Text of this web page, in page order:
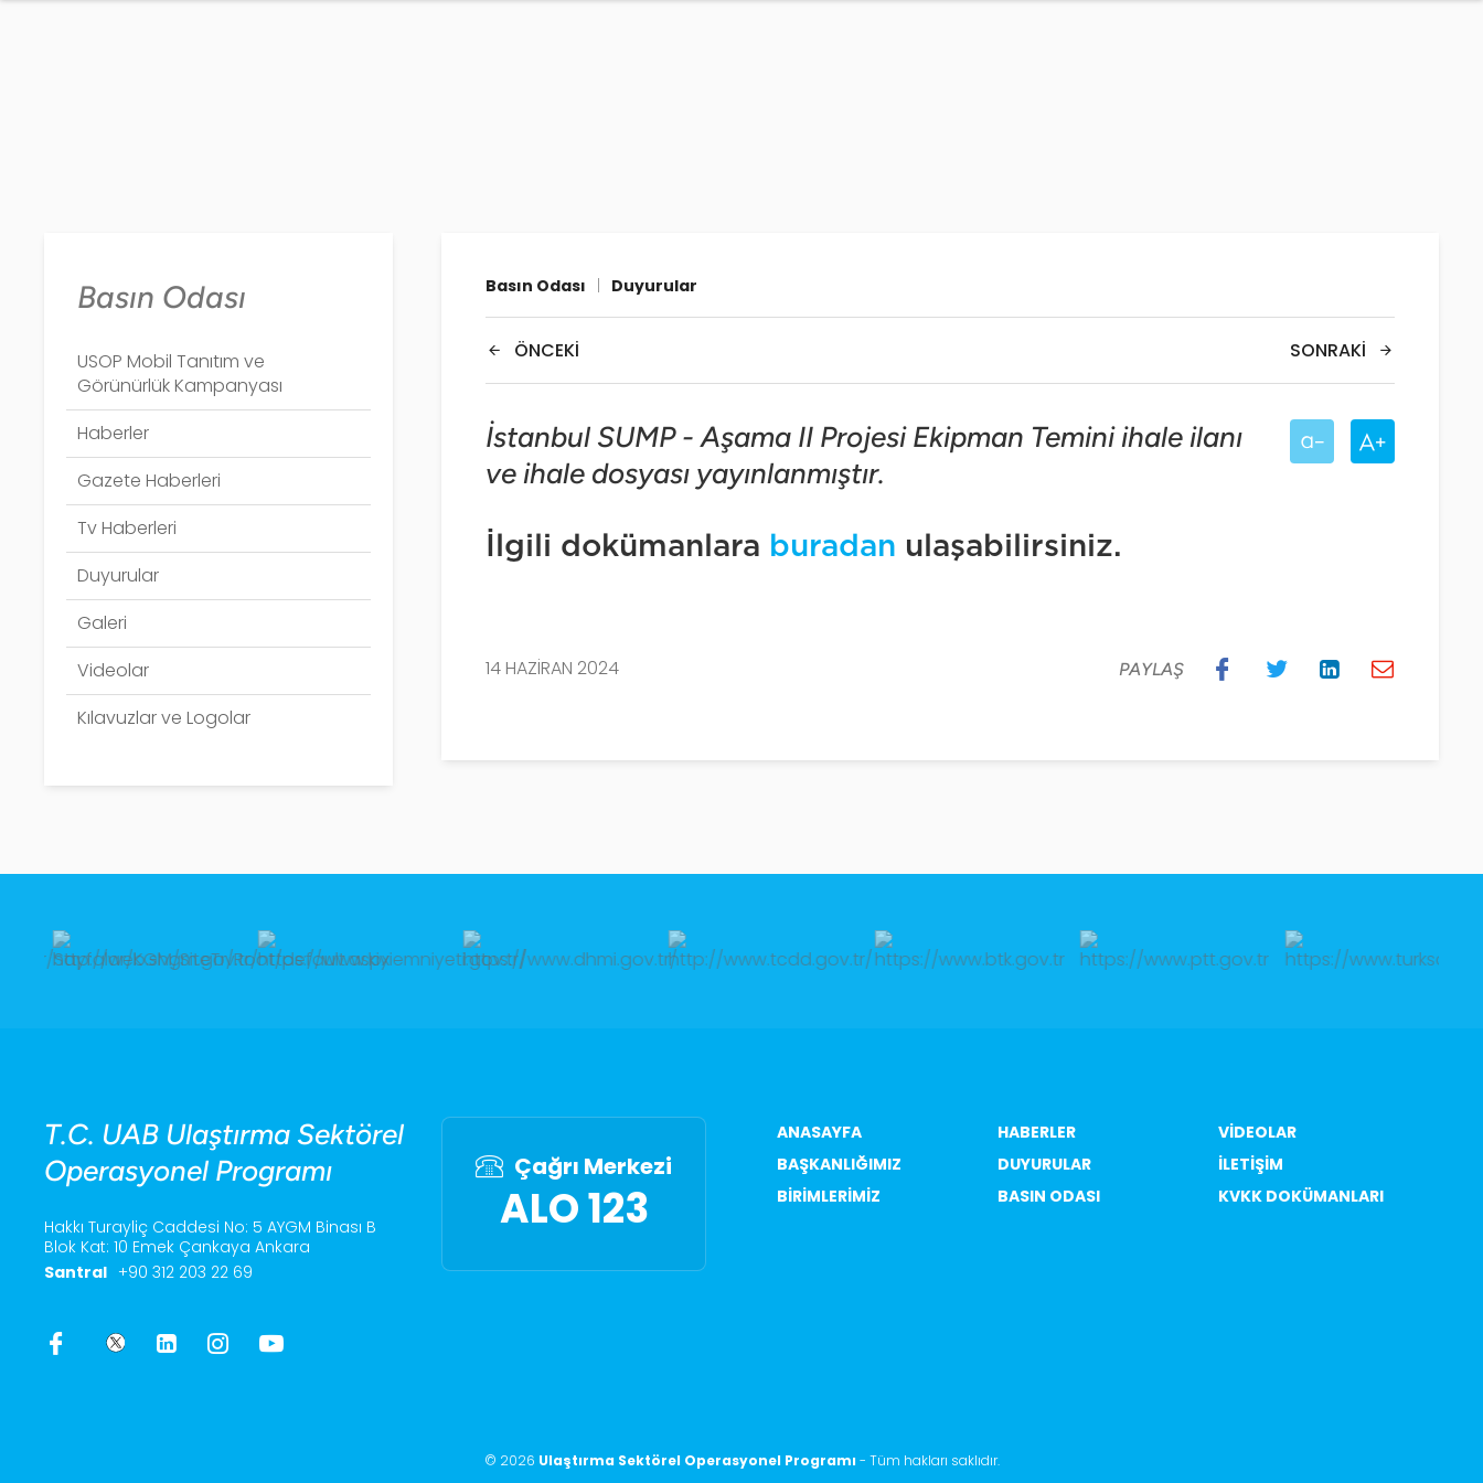
Basın Odası
USOP Mobil Tanıtım ve
Görünürlük Kampanyası
Haberler
Gazete Haberleri
Tv Haberleri
Duyurular
Galeri
Videolar
Kılavuzlar ve Logolar
Basın Odası Duyurular
ÖNCEKI SONRAKI
İstanbul SUMP - Aşama II Projesi Ekipman Temini ihale ilanı
ve ihale dosyası yayınlanmıştır.
İlgili dokümanlara buradan ulaşabilirsiniz.
14 HAZIRAN 2024 PAYLAŞ
T.C. UAB Ulaştırma Sektörel
Operasyonel Programı
Hakkı Turayliç Caddesi No: 5 AYGM Binası B
Blok Kat: 10 Emek Çankaya Ankara
Santral +90 312 203 22 69
Çağrı Merkezi
ALO 123
ANASAYFA
BAŞKANLIĞIMIZ
BIRIMLERIMIZ
HABERLER
DUYURULAR
BASIN ODASI
VIDEOLAR
ILETIŞIM
KVKK DOKÜMANLARI
© 2026 Ulaştırma Sektörel Operasyonel Programı - Tüm hakları saklıdır.